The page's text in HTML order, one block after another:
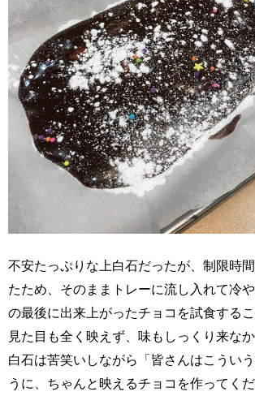
不安たっぷりな上白石だったが、制限時
たため、そのままトレーに流し入れて冷
の最後に出来上がったチョコを試食するこ
見た目も全く映えず、味もしっくり来な
白石は苦笑いしながら「皆さんはこうい
うに、ちゃんと映えるチョコを作ってく